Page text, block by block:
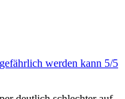
werden kann 5/5